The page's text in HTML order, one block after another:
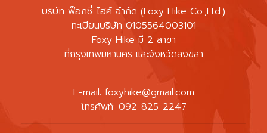
บริษัท ฟ็อกซี่ ไฮค์ จำกัด (Foxy Hike Co.,Ltd.)
ทะเบียนบริษัท 0105564003101
Foxy Hike มี 2 สาขา
ที่กรุงเทพมหานคร และจังหวัดสงขลา
E-mail: foxyhike@gmail.com
โทรศัพท์: 092-825-2247